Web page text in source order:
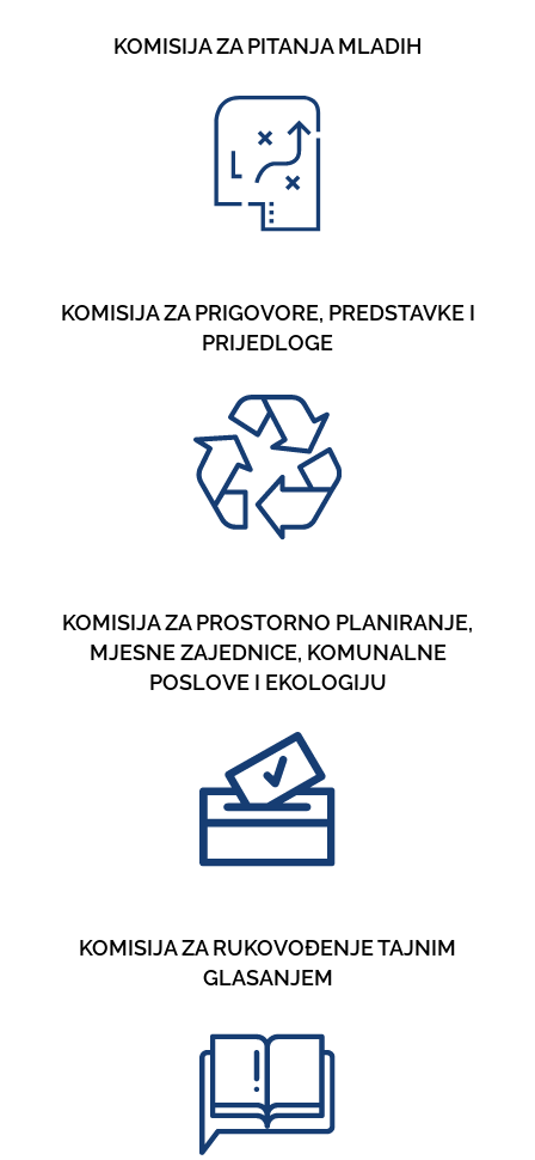
KOMISIJA ZA PITANJA MLADIH
KOMISIJA ZA PRIGOVORE, PREDSTAVKE I
PRIJEDLOGE
KOMISIJA ZA PROSTORNO PLANIRANJE,
MJESNE ZAJEDNICE, KOMUNALNE
POSLOVE I EKOLOGIJU
KOMISIJA ZA RUKOVOĐENJE TAJNIM
GLASANJEM